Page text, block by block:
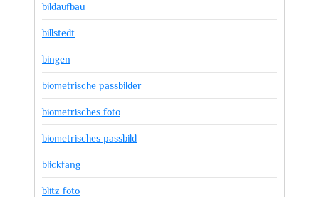
bildaufbau
billstedt
bingen
biometrische passbilder
biometrisches foto
biometrisches passbild
blickfang
blitz foto